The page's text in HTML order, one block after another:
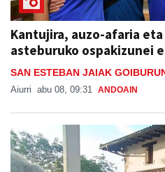
Kantujira, auzo-afaria
asteburuko ospakizunei
SAN ESTEBAN JAIAK
Aiurri abu 08, 09:31 ANDOAIN